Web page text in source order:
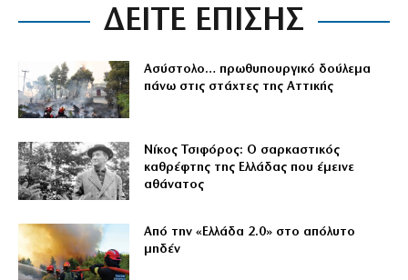
ΔΕΙΤΕ ΕΠΙΣΗΣ
Ασύστολο… πρωθυπουργικό δούλεμα
πάνω στις στάχτες της Αττικής
Νίκος Τσιφόρος: Ο σαρκαστικός
καθρέφτης της Ελλάδας που έμεινε
αθάνατος
Από την «Ελλάδα 2.0» στο απόλυτο
μηδέν